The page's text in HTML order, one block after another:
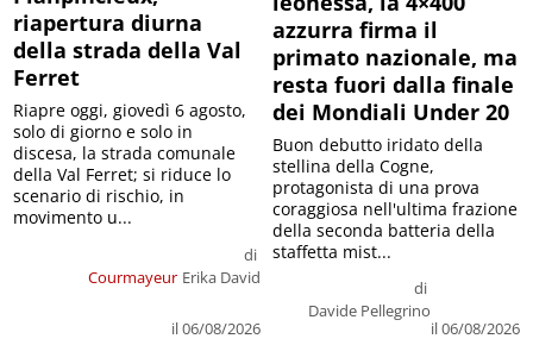
riapertura diurna
della strada della Val
Ferret
Courmayeur
di
Erika David
il 06/08/2026
Riapre oggi, giovedì 6 agosto,
solo di giorno e solo in
discesa, la strada comunale
della Val Ferret; si riduce lo
scenario di rischio, in
movimento u...
azzurra firma il
primato nazionale, ma
resta fuori dalla finale
dei Mondiali Under 20
di
Davide Pellegrino
il 06/08/2026
Buon debutto iridato della
stellina della Cogne,
protagonista di una prova
coraggiosa nell'ultima frazione
della seconda batteria della
staffetta mist...